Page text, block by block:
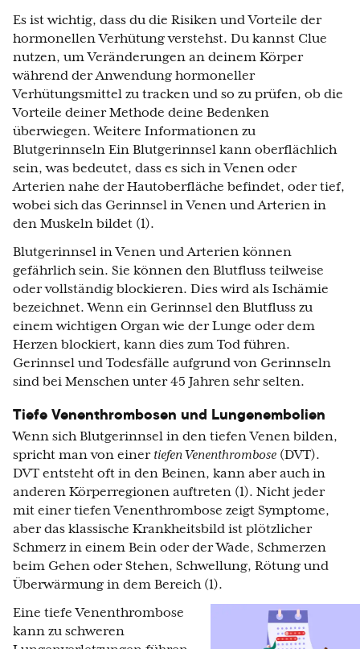
Es ist wichtig, dass du die Risiken und Vorteile der
hormonellen Verhütung verstehst. Du kannst Clue
nutzen, um Veränderungen an deinem Körper
während der Anwendung hormoneller
Verhütungsmittel zu tracken und so zu prüfen, ob die
Vorteile deiner Methode deine Bedenken
überwiegen. Weitere Informationen zu
Blutgerinnseln Ein Blutgerinnsel kann oberflächlich
sein, was bedeutet, dass es sich in Venen oder
Arterien nahe der Hautoberfläche befindet, oder tief,
wobei sich das Gerinnsel in Venen und Arterien in
den Muskeln bildet (1).
Blutgerinnsel in Venen und Arterien können
gefährlich sein. Sie können den Blutfluss teilweise
oder vollständig blockieren. Dies wird als Ischämie
bezeichnet. Wenn ein Gerinnsel den Blutfluss zu
einem wichtigen Organ wie der Lunge oder dem
Herzen blockiert, kann dies zum Tod führen.
Gerinnsel und Todesfälle aufgrund von Gerinnseln
sind bei Menschen unter 45 Jahren sehr selten.
Tiefe Venenthrombosen und Lungenembolien
Wenn sich Blutgerinnsel in den tiefen Venen bilden,
spricht man von einertiefen Venenthrombose (DVT).
DVT entsteht oft in den Beinen, kann aber auch in
anderen Körperregionen auftreten (1). Nicht jeder
mit einer tiefen Venenthrombose zeigt Symptome,
aber das klassische Krankheitsbild ist plötzlicher
Schmerz in einem Bein oder der Wade, Schmerzen
beim Gehen oder Stehen, Schwellung, Rötung und
Überwärmung in dem Bereich (1).
Eine tiefe Venenthrombose
kann zu schweren